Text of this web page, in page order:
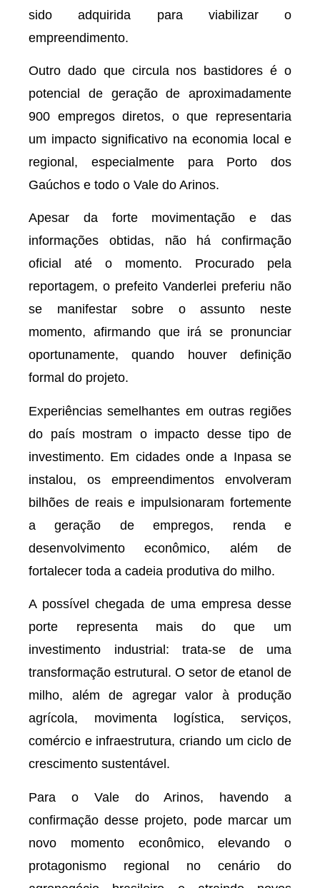
sido adquirida para viabilizar o
empreendimento.
Outro dado que circula nos bastidores é o
potencial de geração de aproximadamente
900 empregos diretos, o que representaria
um impacto significativo na economia local e
regional, especialmente para Porto dos
Gaúchos e todo o Vale do Arinos.
Apesar da forte movimentação e das
informações obtidas, não há confirmação
oficial até o momento. Procurado pela
reportagem, o prefeito Vanderlei preferiu não
se manifestar sobre o assunto neste
momento, afirmando que irá se pronunciar
oportunamente, quando houver definição
formal do projeto.
Experiências semelhantes em outras regiões
do país mostram o impacto desse tipo de
investimento. Em cidades onde a Inpasa se
instalou, os empreendimentos envolveram
bilhões de reais e impulsionaram fortemente
a geração de empregos, renda e
desenvolvimento econômico, além de
fortalecer toda a cadeia produtiva do milho.
A possível chegada de uma empresa desse
porte representa mais do que um
investimento industrial: trata-se de uma
transformação estrutural. O setor de etanol de
milho, além de agregar valor à produção
agrícola, movimenta logística, serviços,
comércio e infraestrutura, criando um ciclo de
crescimento sustentável.
Para o Vale do Arinos, havendo a
confirmação desse projeto, pode marcar um
novo momento econômico, elevando o
protagonismo regional no cenário do